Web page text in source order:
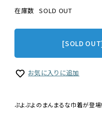
在庫数 SOLD OUT
[SOLD
お気に入りに追加
ぷよぷよのまんまるな巾着が登場!